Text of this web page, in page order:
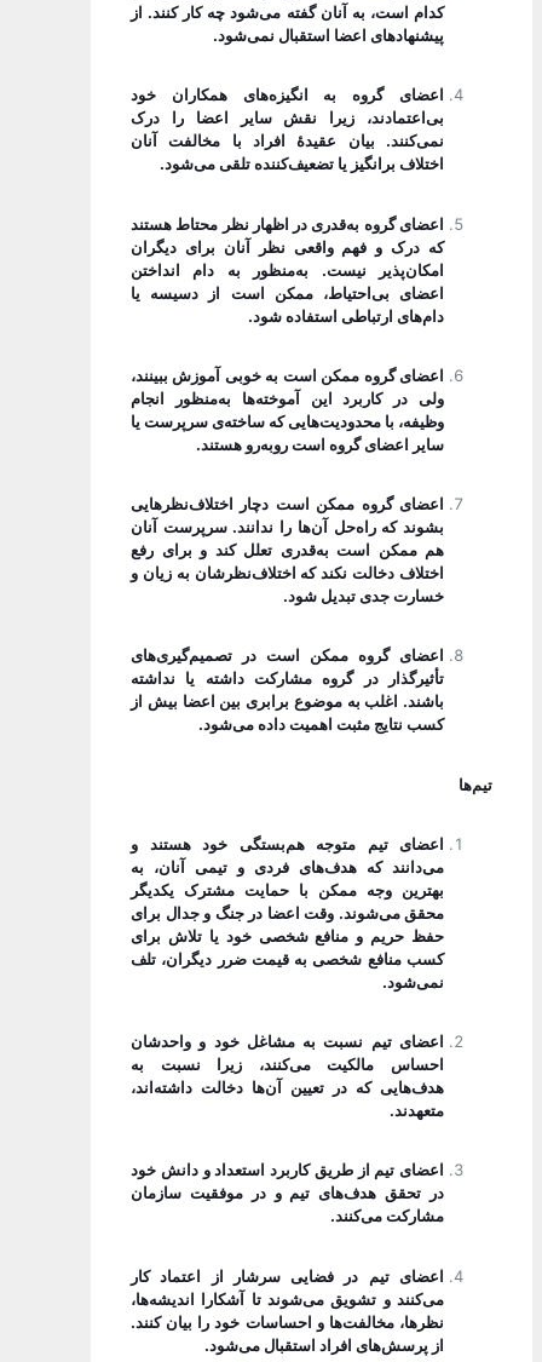
کدام است، به آنان گفته می‌شود چه کار کنند. از
پیشنهادهای اعضا استقبال نمی‌شود.
اعضای گروه به انگیزه‌های همکاران خود
بی‌اعتمادند، زیرا نقش سایر اعضا را درک
نمی‌کنند. بیان عقیدۀ افراد با مخالفت آنان
اختلاف برانگیز یا تضعیف‌کننده تلقی می‌شود.
اعضای گروه به‌قدری در اظهار نظر محتاط هستند
که درک و فهم واقعی نظر آنان برای دیگران
امکان‌پذیر نیست. به‌منظور به دام انداختن
اعضای بی‌احتیاط، ممکن است از دسیسه یا
دام‌های ارتباطی استفاده شود.
اعضای گروه ممکن است به خوبی آموزش ببینند،
ولی در کاربرد این آموخته‌ها به‌منظور انجام
وظیفه، با محدودیت‌هایی که ساخته‌ی سرپرست یا
سایر اعضای گروه است روبه‌رو هستند.
اعضای گروه ممکن است دچار اختلاف‌نظرهایی
بشوند که راه‌حل آن‌ها را ندانند. سرپرست آنان
هم ممکن است به‌قدری تعلل کند و برای رفع
اختلاف دخالت نکند که اختلاف‌نظرشان به زیان و
خسارت جدی تبدیل شود.
اعضای گروه ممکن است در تصمیم‌گیری‌های
تأثیرگذار در گروه مشارکت داشته یا نداشته
باشند. اغلب به موضوع برابری بین اعضا بیش از
کسب نتایج مثبت اهمیت داده می‌شود.
تیم‌ها
اعضای تیم متوجه هم‌بستگی خود هستند و
می‌دانند که هدف‌های فردی و تیمی آنان، به
بهترین وجه ممکن با حمایت مشترک یکدیگر
محقق می‌شوند. وقت اعضا در جنگ و جدال برای
حفظ حریم و منافع شخصی خود یا تلاش برای
کسب منافع شخصی به قیمت ضرر دیگران، تلف
نمی‌شود.
اعضای تیم نسبت به مشاغل خود و واحدشان
احساس مالکیت می‌کنند، زیرا نسبت به
هدف‌هایی که در تعیین آن‌ها دخالت داشته‌اند،
متعهدند.
اعضای تیم از طریق کاربرد استعداد و دانش خود
در تحقق هدف‌های تیم و در موفقیت سازمان
مشارکت می‌کنند.
اعضای تیم در فضایی سرشار از اعتماد کار
می‌کنند و تشویق می‌شوند تا آشکارا اندیشه‌ها،
نظرها، مخالفت‌ها و احساسات خود را بیان کنند.
از پرسش‌های افراد استقبال می‌شود.